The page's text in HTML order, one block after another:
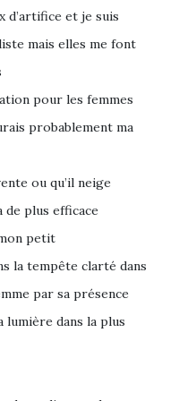
d’artifice et je suis
mais elles me font
pour les femmes
probablement ma
ou qu’il neige
de plus efficace
petit
la tempête clarté dans
par sa présence
dans la plus